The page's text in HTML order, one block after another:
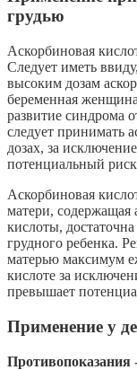
грудью
Аскорбиновая
Следует иметь
высоким дозам
беременная
развитие синдрома
следует принимать
дозах, за
потенциальный
Аскорбиновая
матери, содержащая
кислоты,
грудного ребенка.
матерью максимум
кислоте за
превышает
Применение у
Противопоказания